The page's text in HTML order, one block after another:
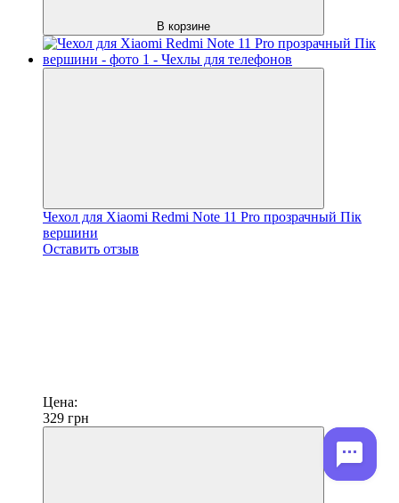
В корзине
Чехол для Xiaomi Redmi Note 11 Pro прозрачный Пік
вершини
Оставить отзыв
Цена:
329 грн